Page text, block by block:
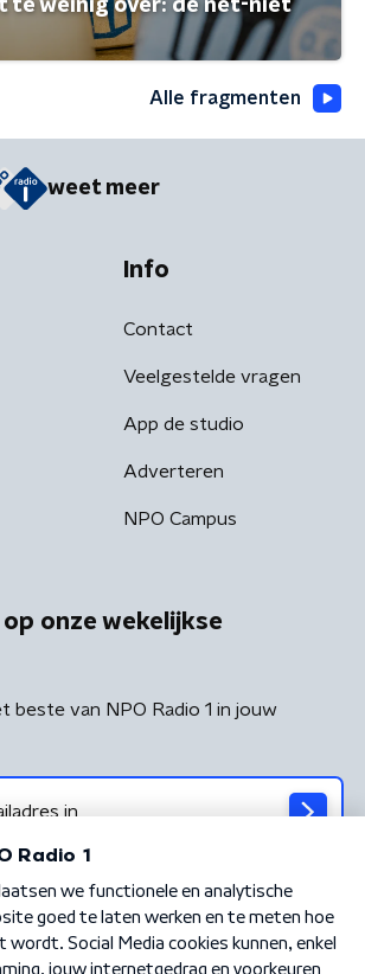
te weinig over: de net-niet
Alle fragmenten
weet meer
Info
Contact
Veelgestelde vragen
App de studio
Adverteren
NPO Campus
onze wekelijkse
beste van NPO Radio 1 in jouw
Privacybeleid